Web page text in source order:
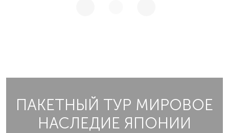
ПАКЕТНЫЙ ТУР МИРОВОЕ
НАСЛЕДИЕ ЯПОНИИ